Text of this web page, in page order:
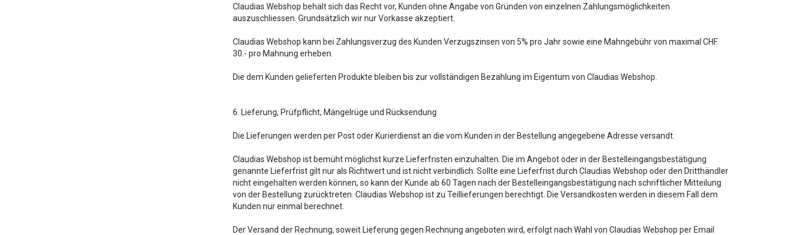
Claudias Webshop behält sich das Recht vor, Kunden ohne Angabe von Gründen von einzelnen Zahlungsmöglichkeiten
auszuschliessen. Grundsätzlich wir nur Vorkasse akzeptiert.
Claudias Webshop kann bei Zahlungsverzug des Kunden Verzugszinsen von 5% pro Jahr sowie eine Mahngebühr von maximal CHF
30.- pro Mahnung erheben.
Die dem Kunden gelieferten Produkte bleiben bis zur vollständigen Bezahlung im Eigentum von Claudias Webshop.
6. Lieferung, Prüfpflicht, Mängelrüge und Rücksendung
Die Lieferungen werden per Post oder Kurierdienst an die vom Kunden in der Bestellung angegebene Adresse versandt.
Claudias Webshop ist bemüht möglichst kurze Lieferfristen einzuhalten. Die im Angebot oder in der Bestelleingangsbestätigung
genannte Lieferfrist gilt nur als Richtwert und ist nicht verbindlich. Sollte eine Lieferfrist durch Claudias Webshop oder den Dritthändler
nicht eingehalten werden können, so kann der Kunde ab 60 Tagen nach der Bestelleingangsbestätigung nach schriftlicher Mitteilung
von der Bestellung zurücktreten. Claudias Webshop ist zu Teillieferungen berechtigt. Die Versandkosten werden in diesem Fall dem
Kunden nur einmal berechnet.
Der Versand der Rechnung, soweit Lieferung gegen Rechnung angeboten wird, erfolgt nach Wahl von Claudias Webshop per Email